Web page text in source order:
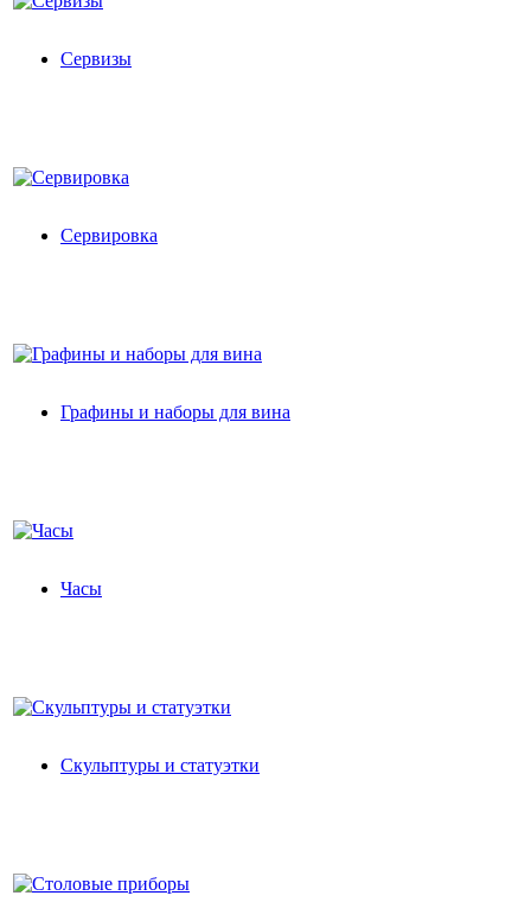
Сервизы
Сервировка
Графины и наборы для вина
Часы
Скульптуры и статуэтки